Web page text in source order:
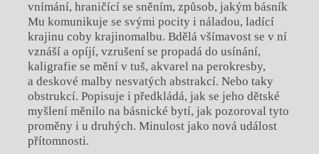
vnímání, hraničící se sněním, způsob, jakým básník
Mu komunikuje se svými pocity i náladou, ladící
krajinu coby krajinomalbu. Bdělá všímavost se v ní
vznáší a opíjí, vzrušení se propadá do usínání,
kaligrafie se mění v tuš, akvarel na perokresby,
a deskové malby nesvatých abstrakcí. Nebo taky
obstrukcí. Popisuje i předkládá, jak se jeho dětské
myšlení měnilo na básnické bytí, jak pozoroval tyto
proměny i u druhých. Minulost jako nová událost
přítomnosti.